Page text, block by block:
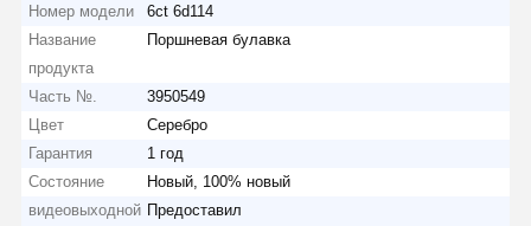
Номер модели
6ct 6d114
Название
продукта
Поршневая булавка
Часть №.
3950549
Цвет
Серебро
Гарантия
1 год
Состояние
Новый, 100% новый
видеовыходной Предоставил